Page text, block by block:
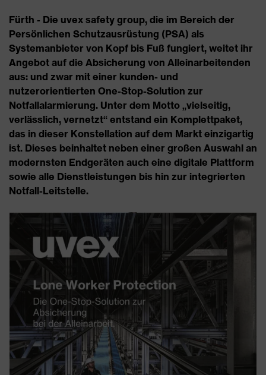
Fürth - Die uvex safety group, die im Bereich der
Persönlichen Schutzausrüstung (PSA) als
Systemanbieter von Kopf bis Fuß fungiert, weitet ihr
Angebot auf die Absicherung von Alleinarbeitenden
aus: und zwar mit einer kunden- und
nutzerorientierten One-Stop-Solution zur
Notfallalarmierung. Unter dem Motto „vielseitig,
verlässlich, vernetzt“ entstand ein Komplettpaket,
das in dieser Konstellation auf dem Markt einzigartig
ist. Dieses beinhaltet neben einer großen Auswahl an
modernsten Endgeräten auch eine digitale Plattform
sowie alle Dienstleistungen bis hin zur integrierten
Notfall-Leitstelle.